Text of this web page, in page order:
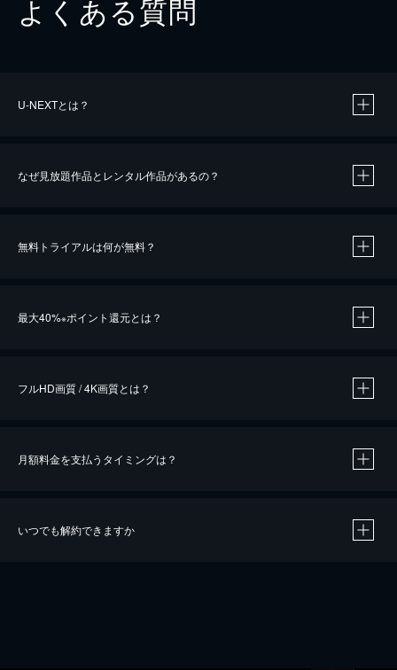
よくある質問
U-NEXTとは？
なぜ見放題作品とレンタル作品があるの？
無料トライアルは何が無料？
最大40%※ポイント還元とは？
※40％ポイント還元の対象は、クレジットカード決済による作品の購入 / レンタルです。
フルHD画質 / 4K画質とは？
月額料金を支払うタイミングは？
いつでも解約できますか